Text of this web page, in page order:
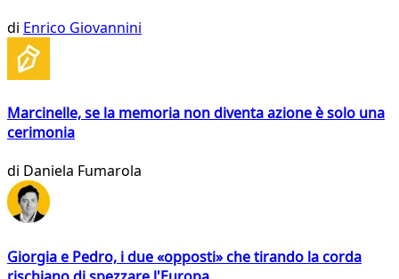
di Enrico Giovannini
Marcinelle, se la memoria non diventa azione è solo una
cerimonia
di Daniela Fumarola
Giorgia e Pedro, i due «opposti» che tirando la corda